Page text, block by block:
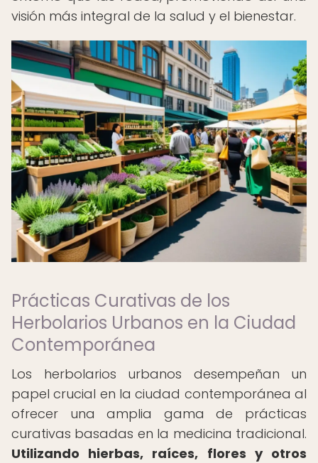
visión más integral de la salud y el bienestar.
Prácticas Curativas de los
Herbolarios Urbanos en la Ciudad
Contemporánea
Los herbolarios urbanos desempeñan un
papel crucial en la ciudad contemporánea al
ofrecer una amplia gama de prácticas
curativas basadas en la medicina tradicional.
Utilizando hierbas, raíces, flores y otros